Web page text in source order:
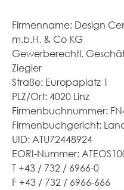
Firmenname: Design
m.b.H. & Co KG
Gewerberechtl.
Ziegler
Straße: Europaplatz 1
PLZ/Ort: 4020 Linz
Firmenbuchnummer:
Firmenbuchgericht:
UID: ATU72448924
EORI-Nummer:
T +43 / 732 / 6966-0
F +43 / 732 / 6966-666